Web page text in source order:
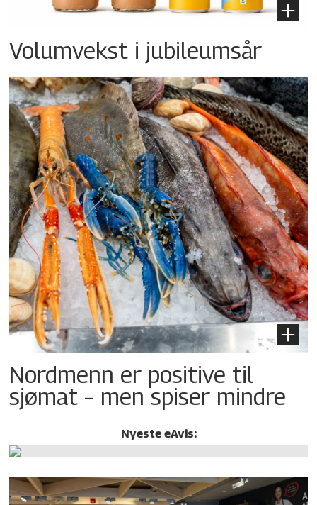
Volumvekst i jubileumsår
Nordmenn er positive til
sjømat – men spiser mindre
Nyeste eAvis: